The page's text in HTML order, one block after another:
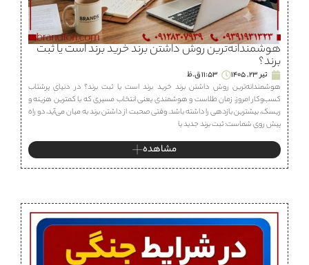
هوشمندانه‌ترین روش داشتن برند خرید برند است یا ثبت
برند؟
تیر 23, 1405
11:53 ق.ظ
هوشمندانه‌ترین روش داشتن برند خرید برند است یا ثبت برند؟ در دنیای پرشتاب
کسب‌وکار امروز، زمان طلاست و هوشمندی یعنی انتخاب مسیری که با کمترین هزینه و
ریسک، بیشترین بازدهی را داشته باشد. وقتی صحبت از داشتن برند به میان می‌آید، دو راه
پیش روی شماست: ثبت برند جدید یا
مشاهده